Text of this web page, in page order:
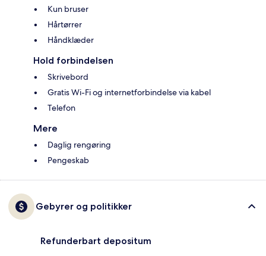
Kun bruser
Hårtørrer
Håndklæder
Hold forbindelsen
Skrivebord
Gratis Wi-Fi og internetforbindelse via kabel
Telefon
Mere
Daglig rengøring
Pengeskab
Gebyrer og politikker
Refunderbart depositum